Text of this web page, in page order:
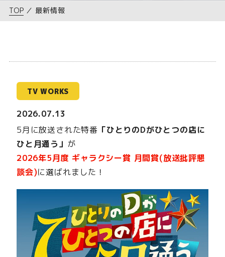
TOP ／ 最新情報
TV WORKS
2026.07.13
5月に放送された特番 「ひとりのDがひとつの店に
ひと月通う」 が
2026年5月度 ギャラクシー賞 月間賞(放送批評懇
談会)に選ばれました！